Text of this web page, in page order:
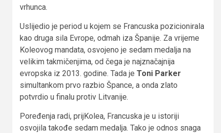
vrhunca.
Uslijedio je period u kojem se Francuska pozicionirala
kao druga sila Evrope, odmah iza Španije. Za vrijeme
Koleovog mandata, osvojeno je sedam medalja na
velikim takmičenjima, od čega je najznačajnija
evropska iz 2013. godine. Tada je Toni Parker
simultankom prvo razbio Špance, a onda zlato
potvrdio u finalu protiv Litvanije.
Poređenja radi, prijKolea, Francuska je u istoriji
osvojila takođe sedam medalja. Tako je odnos snaga